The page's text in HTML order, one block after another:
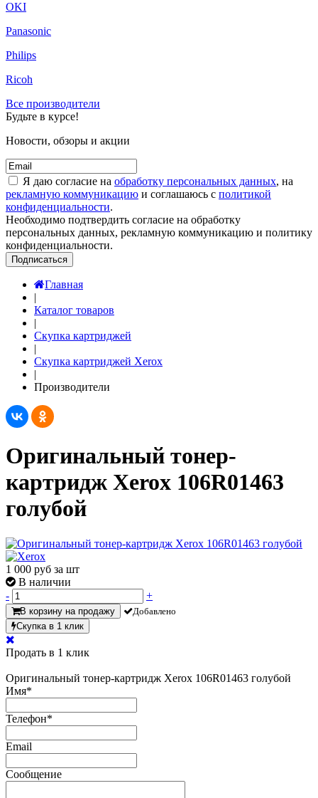
OKI
Panasonic
Philips
Ricoh
Все производители
Будьте в курсе!
Новости, обзоры и акции
Я даю согласие на обработку персональных данных, на
рекламную коммуникацию и соглашаюсь с политикой
конфиденциальности.
Необходимо подтвердить согласие на обработку
персональных данных, рекламную коммуникацию и политику
конфиденциальности.
Подписаться
Главная
|
Каталог товаров
|
Скупка картриджей
|
Скупка картриджей Xerox
|
Производители
Оригинальный тонер-
картридж Xerox 106R01463
голубой
1 000 руб за шт
В наличии
-
+
В корзину на продажу
Добавлено
Скупка в 1 клик
Продать в 1 клик
Оригинальный тонер-картридж Xerox 106R01463 голубой
Имя*
Телефон*
Email
Сообщение